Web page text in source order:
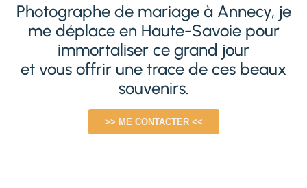
Photographe de mariage à Annecy, je
me déplace en Haute-Savoie pour
immortaliser ce grand jour
et vous offrir une trace de ces beaux
souvenirs.
>> ME CONTACTER <<